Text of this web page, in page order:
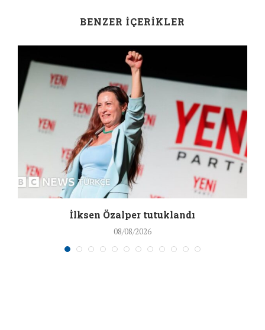
BENZER İÇERIKLER
İlksen Özalper tutuklandı
08/08/2026